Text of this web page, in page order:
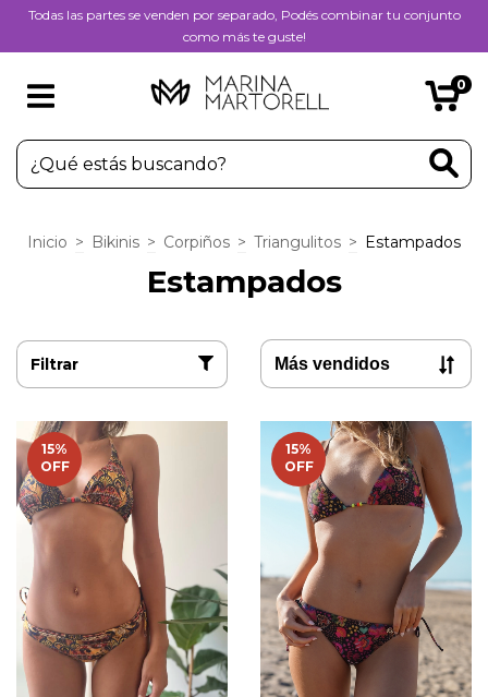
Todas las partes se venden por separado, Podés combinar tu conjunto
como más te guste!
0
Inicio > Bikinis > Corpiños > Triangulitos > Estampados
Estampados
Filtrar
15%
OFF
15%
OFF